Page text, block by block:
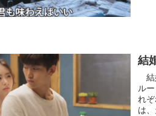
結
結
ル
れ
は